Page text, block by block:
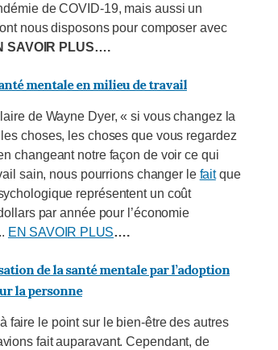
de COVID-19, mais aussi un
nous disposons pour composer avec
SAVOIR PLUS….
mentale en milieu de travail
de Wayne Dyer, « si vous changez la
choses, les choses que vous regardez
changeant notre façon de voir ce qui
sain, nous pourrions changer le faitque
représentent un coût
par année pour l’économie
EN SAVOIR PLUS….
de la santé mentale par l’adoption
la personne
faire le point sur le bien-être des autres
fait auparavant. Cependant, de